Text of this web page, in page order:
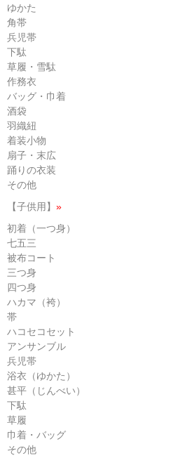
ゆかた
角帯
兵児帯
下駄
草履・雪駄
作務衣
バッグ・巾着
酒袋
羽織紐
着装小物
扇子・末広
踊りの衣装
その他
【子供用】 »
初着（一つ身）
七五三
被布コート
三つ身
四つ身
ハカマ（袴）
帯
ハコセコセット
アンサンブル
兵児帯
浴衣（ゆかた）
甚平（じんべい）
下駄
草履
巾着・バッグ
その他